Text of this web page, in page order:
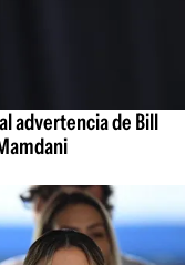
advertencia de Bill